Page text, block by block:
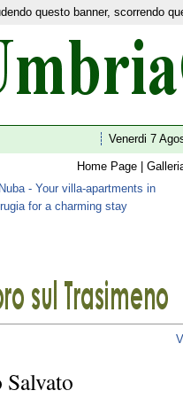
Home Turismo| News|Ultim'ora|I 92
Venerdi 7
Home Page
questo banner, scorrendo